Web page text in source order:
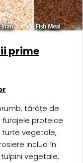
prime
tărâțe de
furajele proteice
turte vegetale,
includ în
vegetale,